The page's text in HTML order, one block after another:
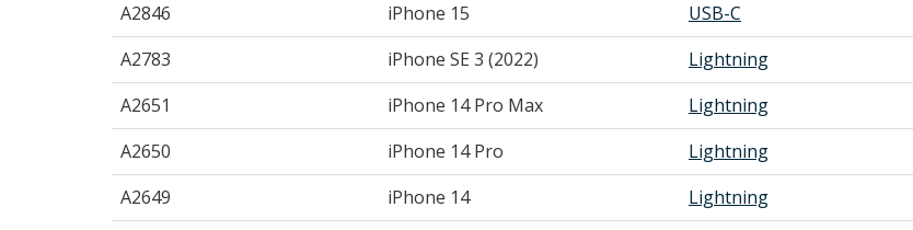
A2846
iPhone 15 USB-C
A2783
iPhone SE 3 (2022) Lightning
A2651
iPhone 14 Pro Max Lightning
A2650
iPhone 14 Pro Lightning
A2649
iPhone 14 Lightning